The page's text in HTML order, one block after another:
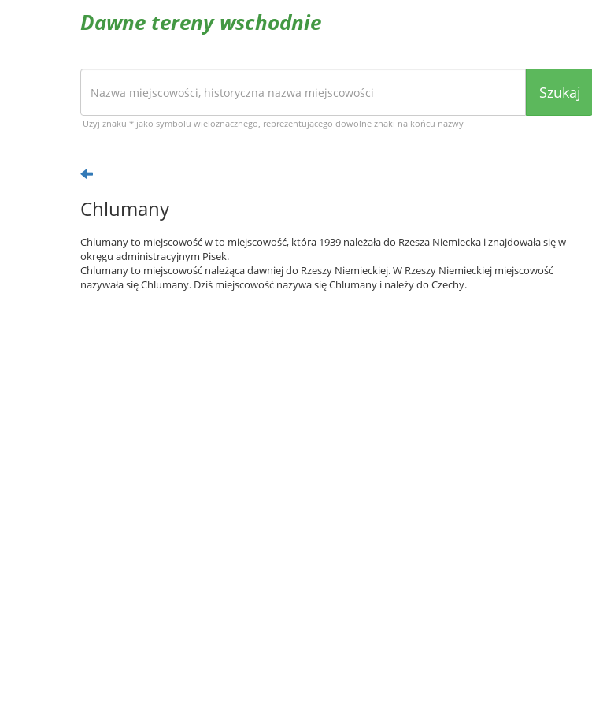
Dawne tereny wschodnie
Szukaj
Użyj znaku * jako symbolu wieloznacznego, reprezentującego dowolne znaki na końcu nazwy
Chlumany
Chlumany to miejscowość w to miejscowość, która 1939 należała do Rzesza Niemiecka i znajdowała się w
okręgu administracyjnym Pisek.
Chlumany to miejscowość należąca dawniej do Rzeszy Niemieckiej. W Rzeszy Niemieckiej miejscowość
nazywała się Chlumany. Dziś miejscowość nazywa się Chlumany i należy do Czechy.